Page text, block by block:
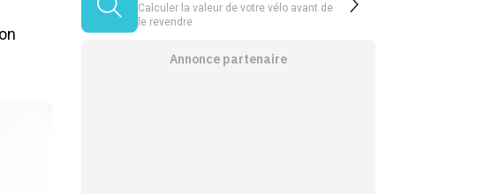
Calculer la valeur de votre vélo avant de
le revendre
Annonce partenaire